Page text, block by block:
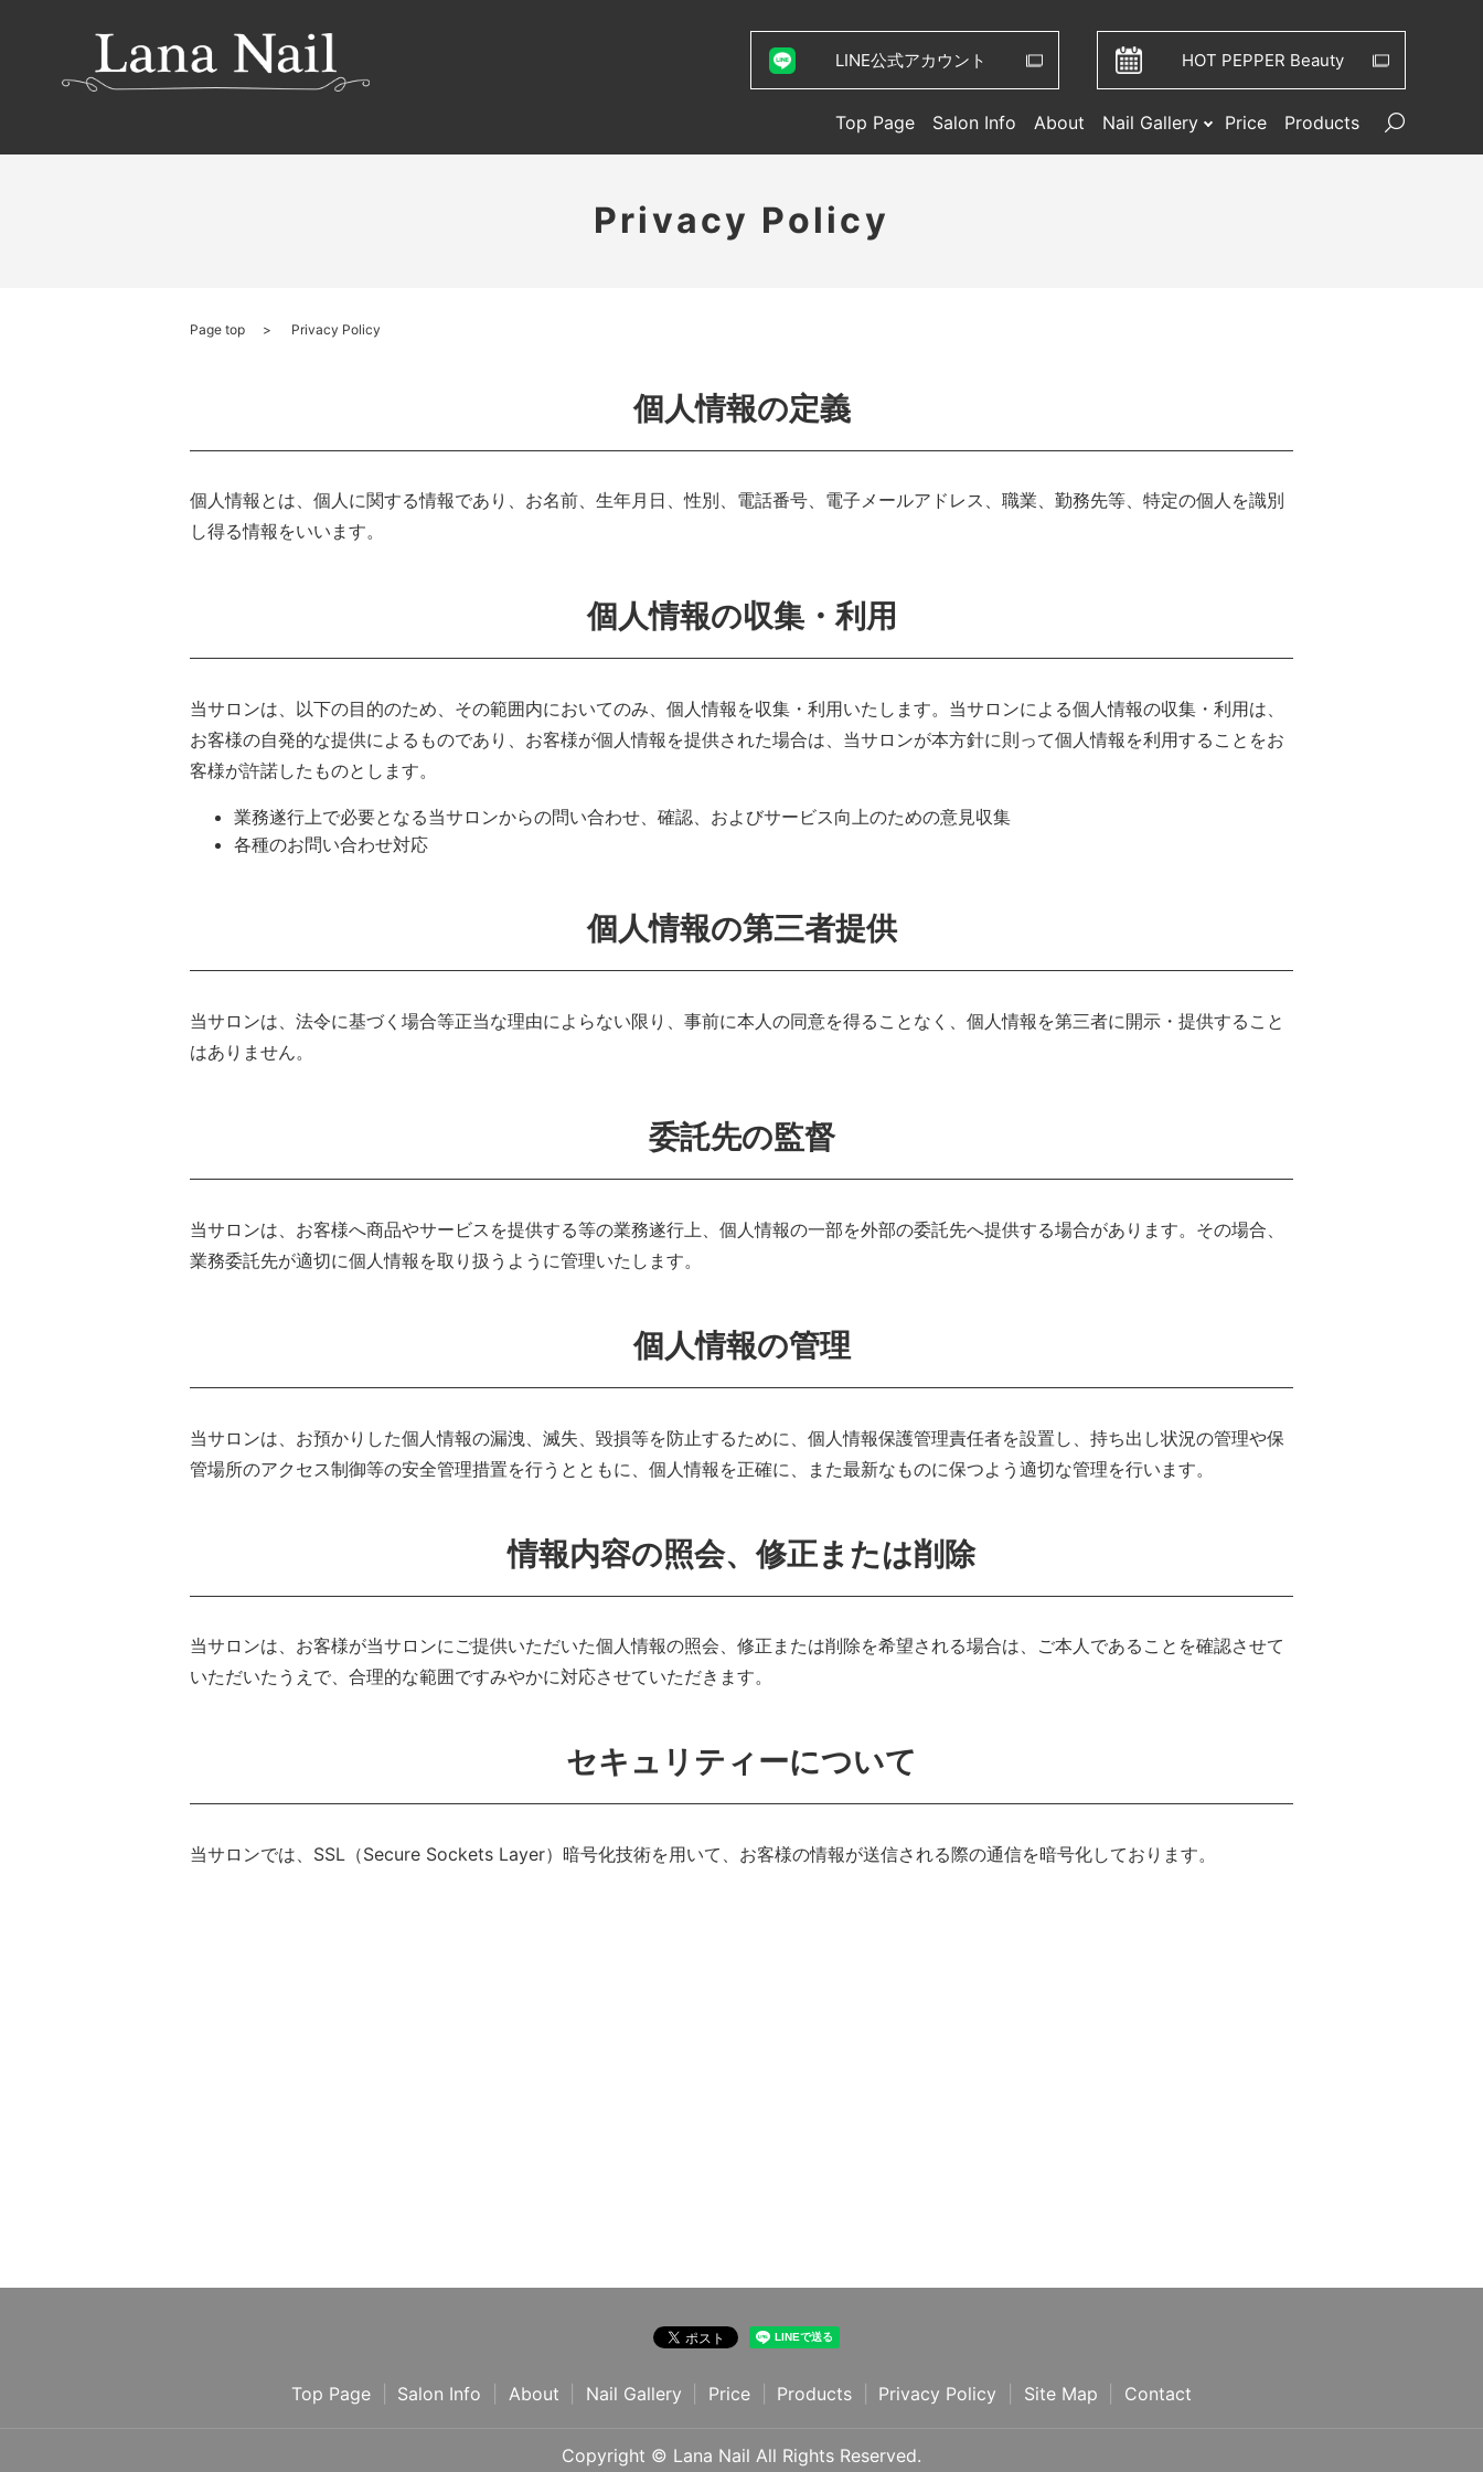
Top Page Salon Info About Nail Gallery Price Products
LINE公式アカウント HOT PEPPER Beauty
Privacy Policy
Page top Privacy Policy
個人情報の定義
個人情報とは、個人に関する情報であり、お名前、生年月日、性別、電話番号、電子メールアドレス、職業、勤務先等、特定の個人を識別
し得る情報をいいます。
個人情報の収集・利用
当サロンは、以下の目的のため、その範囲内においてのみ、個人情報を収集・利用いたします。当サロンによる個人情報の収集・利用は、
お客様の自発的な提供によるものであり、お客様が個人情報を提供された場合は、当サロンが本方針に則って個人情報を利用することをお
客様が許諾したものとします。
業務遂行上で必要となる当サロンからの問い合わせ、確認、およびサービス向上のための意見収集
各種のお問い合わせ対応
個人情報の第三者提供
当サロンは、法令に基づく場合等正当な理由によらない限り、事前に本人の同意を得ることなく、個人情報を第三者に開示・提供すること
はありません。
委託先の監督
当サロンは、お客様へ商品やサービスを提供する等の業務遂行上、個人情報の一部を外部の委託先へ提供する場合があります。その場合、
業務委託先が適切に個人情報を取り扱うように管理いたします。
個人情報の管理
当サロンは、お預かりした個人情報の漏洩、滅失、毀損等を防止するために、個人情報保護管理責任者を設置し、持ち出し状況の管理や保
管場所のアクセス制御等の安全管理措置を行うとともに、個人情報を正確に、また最新なものに保つよう適切な管理を行います。
情報内容の照会、修正または削除
当サロンは、お客様が当サロンにご提供いただいた個人情報の照会、修正または削除を希望される場合は、ご本人であることを確認させて
いただいたうえで、合理的な範囲ですみやかに対応させていただきます。
セキュリティーについて
当サロンでは、SSL（Secure Sockets Layer）暗号化技術を用いて、お客様の情報が送信される際の通信を暗号化しております。
Top Page Salon Info About Nail Gallery Price Products Privacy Policy Site Map Contact
Copyright © Lana Nail All Rights Reserved.